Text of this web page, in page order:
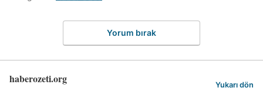
Yorum bırak
haberozeti.org Yukarı dön